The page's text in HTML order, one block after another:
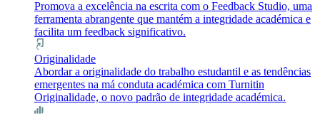
Promova a excelência na escrita com o Feedback Studio, uma
ferramenta abrangente que mantém a integridade académica e
facilita um feedback significativo.
Originalidade
Abordar a originalidade do trabalho estudantil e as tendências
emergentes na má conduta académica com Turnitin
Originalidade, o novo padrão de integridade académica.